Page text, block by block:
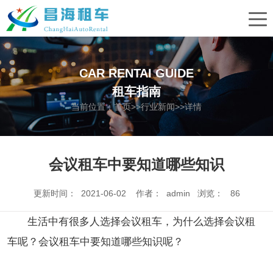
CAR RENTAI GUIDE
租车指南
当前位置：首页>>行业新闻>>详情
会议租车中要知道哪些知识
更新时间： 2021-06-02 作者： admin 浏览： 86
生活中有很多人选择会议租车，为什么选择会议租
车呢？会议租车中要知道哪些知识呢？